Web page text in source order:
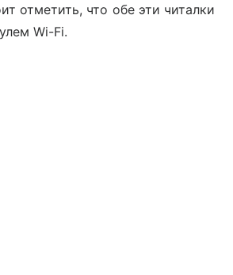
отметить, что обе эти читалки
Wi-Fi.